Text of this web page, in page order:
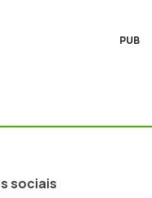
PUB
sociais